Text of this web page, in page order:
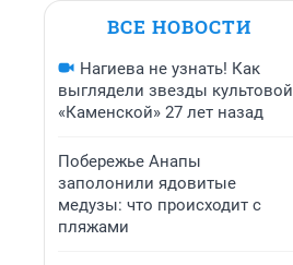
ВСЕ НОВОСТИ
Нагиева не узнать! Как
выглядели звезды культовой
«Каменской» 27 лет назад
Побережье Анапы
заполонили ядовитые
медузы: что происходит с
пляжами